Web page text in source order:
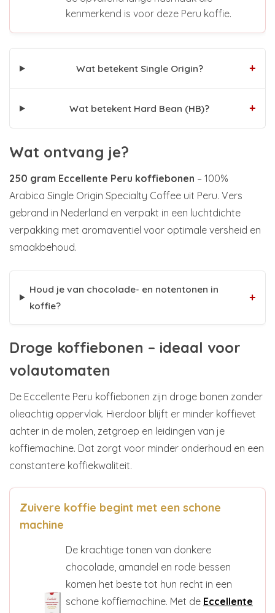
kenmerkend is voor deze Peru koffie.
Wat betekent Single Origin? +
Wat betekent Hard Bean (HB)? +
Wat ontvang je?
250 gram Eccellente Peru koffiebonen – 100%
Arabica Single Origin Specialty Coffee uit Peru. Vers
gebrand in Nederland en verpakt in een luchtdichte
verpakking met aromaventiel voor optimale versheid en
smaakbehoud.
Houd je van chocolade- en notentonen in
koffie?
+
Droge koffiebonen – ideaal voor
volautomaten
De Eccellente Peru koffiebonen zijn droge bonen zonder
olieachtig oppervlak. Hierdoor blijft er minder koffievet
achter in de molen, zetgroep en leidingen van je
koffiemachine. Dat zorgt voor minder onderhoud en een
constantere koffiekwaliteit.
Zuivere koffie begint met een schone
machine
De krachtige tonen van donkere
chocolade, amandel en rode bessen
komen het beste tot hun recht in een
schone koffiemachine. Met de Eccellente